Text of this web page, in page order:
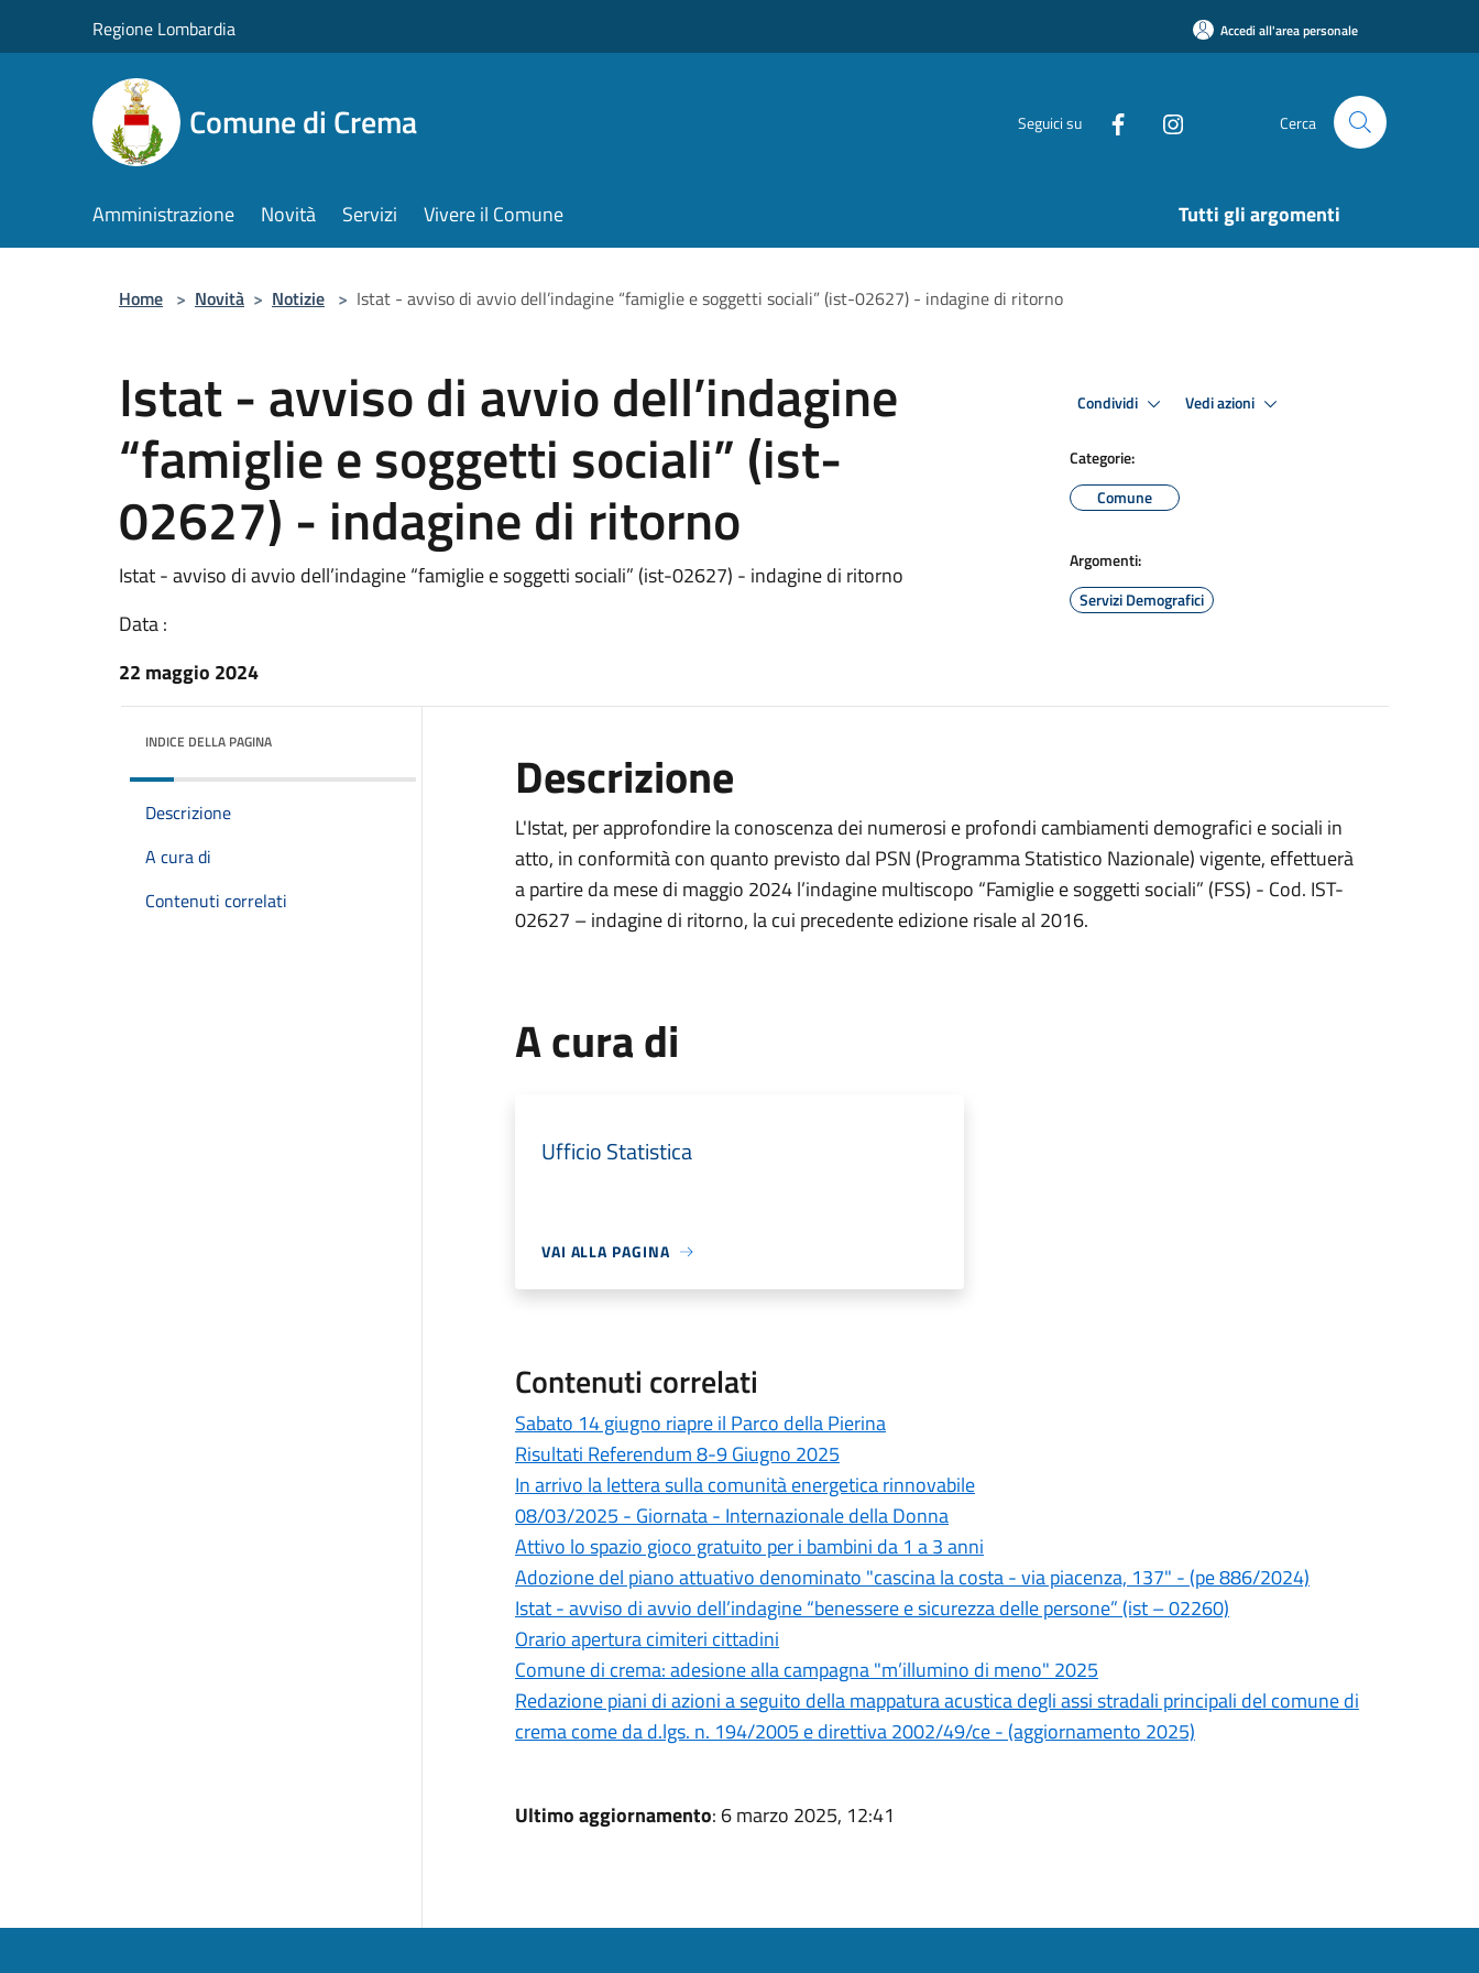
Regione Lombardia Accedi all'area personale
Comune di Crema Seguici su Cerca
Amministrazione Novità Servizi Vivere il Comune Tutti gli argomenti
Home > Novità > Notizie > Istat - avviso di avvio dell’indagine “famiglie e soggetti sociali” (ist-02627) - indagine di ritorno
Istat - avviso di avvio dell’indagine
“famiglie e soggetti sociali” (ist-
02627) - indagine di ritorno
Istat - avviso di avvio dell’indagine “famiglie e soggetti sociali” (ist-02627) - indagine di ritorno
Data :
22 maggio 2024
Condividi Vedi azioni
Categorie:
Comune
Argomenti:
Servizi Demografici
INDICE DELLA PAGINA
Descrizione
A cura di
Contenuti correlati
Descrizione
L'Istat, per approfondire la conoscenza dei numerosi e profondi cambiamenti demografici e sociali in
atto, in conformità con quanto previsto dal PSN (Programma Statistico Nazionale) vigente, effettuerà
a partire da mese di maggio 2024 l’indagine multiscopo “Famiglie e soggetti sociali” (FSS) - Cod. IST-
02627 – indagine di ritorno, la cui precedente edizione risale al 2016.
A cura di
Ufficio Statistica
VAI ALLA PAGINA
Contenuti correlati
Sabato 14 giugno riapre il Parco della Pierina
Risultati Referendum 8-9 Giugno 2025
In arrivo la lettera sulla comunità energetica rinnovabile
08/03/2025 - Giornata - Internazionale della Donna
Attivo lo spazio gioco gratuito per i bambini da 1 a 3 anni
Adozione del piano attuativo denominato "cascina la costa - via piacenza, 137" - (pe 886/2024)
Istat - avviso di avvio dell’indagine “benessere e sicurezza delle persone” (ist – 02260)
Orario apertura cimiteri cittadini
Comune di crema: adesione alla campagna "m’illumino di meno" 2025
Redazione piani di azioni a seguito della mappatura acustica degli assi stradali principali del comune di
crema come da d.lgs. n. 194/2005 e direttiva 2002/49/ce - (aggiornamento 2025)
Ultimo aggiornamento: 6 marzo 2025, 12:41